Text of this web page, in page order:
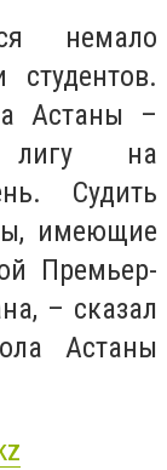
немало
студентов.
Астаны –
лигу на
Судить
имеющие
Премьер-
– сказал
Астаны